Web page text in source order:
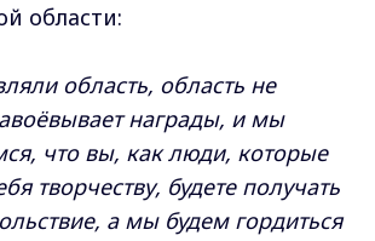
области:
область, область не
награды, и мы
что вы, как люди, которые
творчеству, будете получать
а мы будем гордиться